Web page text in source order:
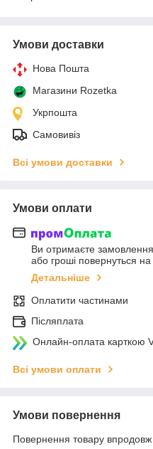
Умови доставки
Нова Пошта
Магазини Rozetka
Укрпошта
Самовивіз
Всі умови доставки
Умови оплати
Ви отримаєте замовлення
або гроші повернуться
Детальніше
Оплатити частинами
Післяплата
Онлайн-оплата карткою
Всі умови оплати
Умови повернення
Повернення товару впродовж